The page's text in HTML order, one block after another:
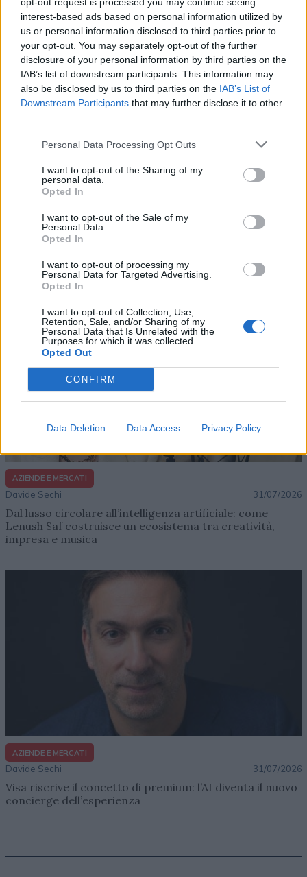
interest-based ads based on personal information utilized by
us or personal information disclosed to third parties prior to
your opt-out. You may separately opt-out of the further
disclosure of your personal information by third parties on the
IAB’s list of downstream participants. This information may
also be disclosed by us to third parties on the IAB’s List of
Downstream Participants that may further disclose it to other
Personal Data Processing Opt Outs
I want to opt-out of the Sharing of my
personal data.
Opted In
I want to opt-out of the Sale of my
Personal Data.
Opted In
I want to opt-out of processing my
Personal Data for Targeted Advertising.
Opted In
I want to opt-out of Collection, Use,
Retention, Sale, and/or Sharing of my
Personal Data that Is Unrelated with the
Purposes for which it was collected.
Opted Out
CONFIRM
Data Deletion Data Access Privacy Policy
Direzione Creativa Salt&Pepper
Regia: Carlani e Dogana
Direttore della fotografia: Cristiano di Nicola
Altri articoli che potrebbero piacerti
AZIENDE E MERCATI
Davide Sechi 31/07/2026
Dal lusso circolare all’intelligenza artificiale: come
Lenush Saf costruisce un ecosistema tra creatività,
impresa e musica
AZIENDE E MERCATI
Davide Sechi 31/07/2026
Visa riscrive il concetto di premium: l’AI diventa il nuovo
concierge dell’esperienza